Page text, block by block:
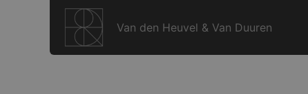
Van den Heuvel & Van Duuren